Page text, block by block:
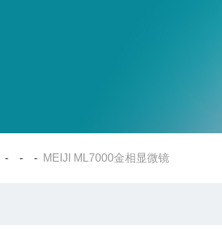
- - - MEIJI ML7000金相显微镜